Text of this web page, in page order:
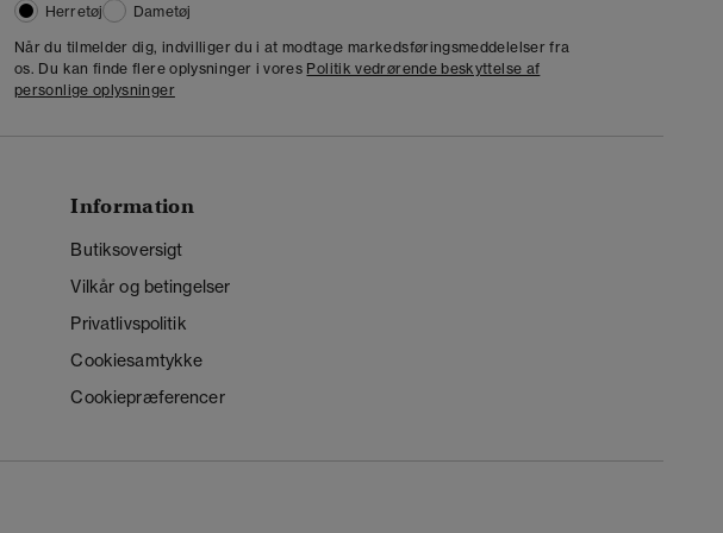
Herretøj
Dametøj
Når du tilmelder dig, indvilliger du i at modtage markedsføringsmeddelelser fra
os. Du kan finde flere oplysninger i vores Politik vedrørende beskyttelse af
personlige oplysninger
Information
Butiksoversigt
Vilkår og betingelser
Privatlivspolitik
Cookiesamtykke
Cookiepræferencer